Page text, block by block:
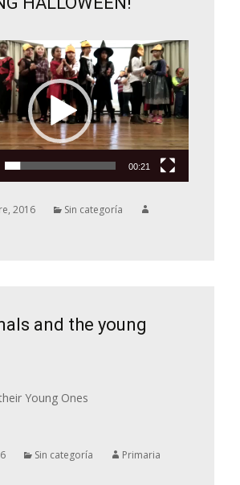
00:21
2016
Sin categoría
and the young
Young Ones
Sin categoría Primaria